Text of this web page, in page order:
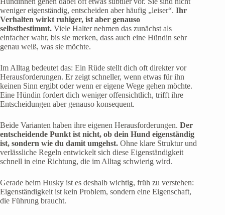
weniger eigenständig, entscheiden aber häufig „leiser“. Ihr
Verhalten wirkt ruhiger, ist aber genauso
selbstbestimmt. Viele Halter nehmen das zunächst als
einfacher wahr, bis sie merken, dass auch eine Hündin sehr
genau weiß, was sie möchte.
Im Alltag bedeutet das: Ein Rüde stellt dich oft direkter vor
Herausforderungen. Er zeigt schneller, wenn etwas für ihn
keinen Sinn ergibt oder wenn er eigene Wege gehen möchte.
Eine Hündin fordert dich weniger offensichtlich, trifft ihre
Entscheidungen aber genauso konsequent.
Beide Varianten haben ihre eigenen Herausforderungen. Der
entscheidende Punkt ist nicht, ob dein Hund eigenständig
ist, sondern wie du damit umgehst. Ohne klare Struktur und
verlässliche Regeln entwickelt sich diese Eigenständigkeit
schnell in eine Richtung, die im Alltag schwierig wird.
Gerade beim Husky ist es deshalb wichtig, früh zu verstehen:
Eigenständigkeit ist kein Problem, sondern eine Eigenschaft,
die Führung braucht.